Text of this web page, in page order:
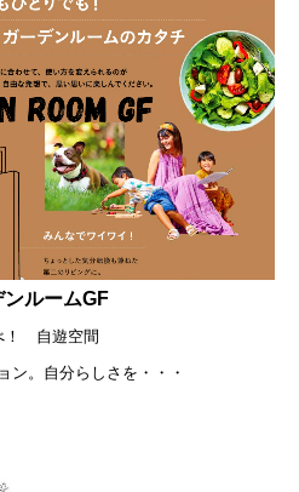
ンルームGF
！ 自遊空間
ン。自分らしさを・・・